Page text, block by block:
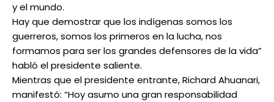
y el mundo.
Hay que demostrar que los indígenas somos los
guerreros, somos los primeros en la lucha, nos
formamos para ser los grandes defensores de la vida”
habló el presidente saliente.
Mientras que el presidente entrante, Richard Ahuanari,
manifestó: “Hoy asumo una gran responsabilidad